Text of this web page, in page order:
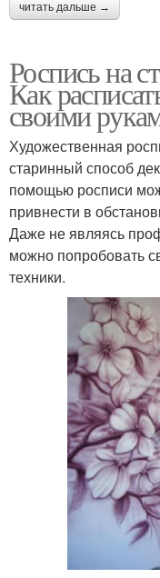
читать дальше →
Роспись на
Как
своими
Художественная
старинный способ
помощью росписи
привнести в
Даже не являясь
можно попробовать
техники.